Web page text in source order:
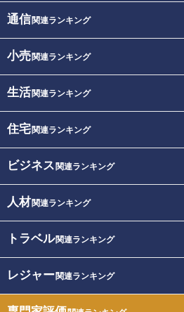
通信関連ランキング
小売関連ランキング
生活関連ランキング
住宅関連ランキング
ビジネス 関連ランキング
人材関連ランキング
トラベル関連ランキング
レジャー関連ランキング